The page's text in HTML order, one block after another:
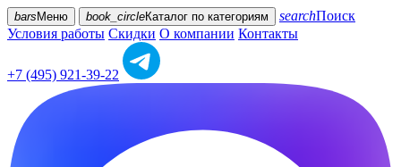
bars Меню book_circleКаталог по категориям searchПоиск
Условия работы Скидки О компании Контакты
+7 (495) 921-39-22